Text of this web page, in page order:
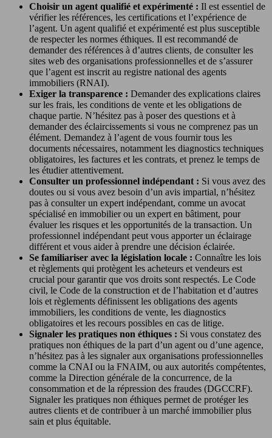
Choisir un agent qualifié et expérimenté : Il est essentiel de
vérifier les références, les certifications et l’expérience de
l’agent. Un agent qualifié et expérimenté est plus susceptible
de respecter les normes éthiques. Il est recommandé de
demander des références à d’autres clients, de consulter les
sites web des organisations professionnelles et de s’assurer
que l’agent est inscrit au registre national des agents
immobiliers (RNAI).
Exiger la transparence : Demander des explications claires
sur les frais, les conditions de vente et les obligations de
chaque partie. N’hésitez pas à poser des questions et à
demander des éclaircissements si vous ne comprenez pas un
élément. Demandez à l’agent de vous fournir tous les
documents nécessaires, notamment les diagnostics techniques
obligatoires, les factures et les contrats, et prenez le temps de
les étudier attentivement.
Consulter un professionnel indépendant : Si vous avez des
doutes ou si vous avez besoin d’un avis impartial, n’hésitez
pas à consulter un expert indépendant, comme un avocat
spécialisé en immobilier ou un expert en bâtiment, pour
évaluer les risques et les opportunités de la transaction. Un
professionnel indépendant peut vous apporter un éclairage
différent et vous aider à prendre une décision éclairée.
Se familiariser avec la législation locale : Connaître les lois
et règlements qui protègent les acheteurs et vendeurs est
crucial pour garantir que vos droits sont respectés. Le Code
civil, le Code de la construction et de l’habitation et d’autres
lois et règlements définissent les obligations des agents
immobiliers, les conditions de vente, les diagnostics
obligatoires et les recours possibles en cas de litige.
Signaler les pratiques non éthiques : Si vous constatez des
pratiques non éthiques de la part d’un agent ou d’une agence,
n’hésitez pas à les signaler aux organisations professionnelles
comme la CNAI ou la FNAIM, ou aux autorités compétentes,
comme la Direction générale de la concurrence, de la
consommation et de la répression des fraudes (DGCCRF).
Signaler les pratiques non éthiques permet de protéger les
autres clients et de contribuer à un marché immobilier plus
sain et plus équitable.